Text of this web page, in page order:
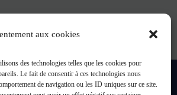
aux cookies
des technologies telles que les cookies pour
Le fait de consentir à ces technologies nous
de navigation ou les ID uniques sur ce site.